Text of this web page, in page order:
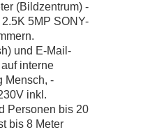
(Bildzentrum) -
5MP SONY-
und E-Mail-
interne
Mensch, -
inkl.
Personen bis 20
bis 8 Meter